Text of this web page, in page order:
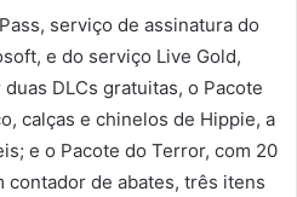
serviço de assinatura do
e do serviço Live Gold,
DLCs gratuitas, o Pacote
calças e chinelos de Hippie, a
e o Pacote do Terror, com 20
contador de abates, três itens